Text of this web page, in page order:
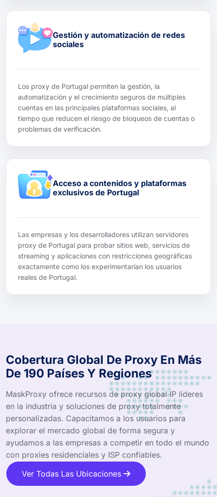
Gestión y automatización de redes
sociales
Los proxy de Portugal permiten la gestión, la
automatización y el crecimiento seguros de múltiples
cuentas en las principales plataformas sociales, al
tiempo que reducen el riesgo de bloqueos de cuentas o
problemas de verificación.
Acceso a contenidos y plataformas
exclusivos de Portugal
Las empresas y los desarrolladores utilizan servidores
proxy de Portugal para probar sitios web, servicios de
streaming y aplicaciones con restricciones geográficas
exactamente como los experimentarían los usuarios
reales de Portugal.
Cobertura Global De Proxy En Más
De 190 Países Y Regiones
MaskProxy ofrece recursos de proxy global IP líderes
en la industria y soluciones de proxy totalmente
personalizadas. Capacitamos a los usuarios para
explorar el mercado global de forma segura y
ayudamos a las empresas a competir en todo el mundo
con proxies residenciales y ISP confiables.
Ver Todas Las Ubicaciones